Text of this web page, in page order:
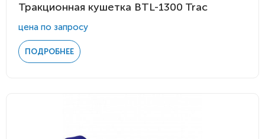
Тракционная кушетка BTL-1300 Trac
цена по запросу
ПОДРОБНЕЕ